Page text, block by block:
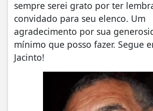
sempre serei grato por ter
convidado para seu elenco. Um
agradecimento por sua
mínimo que posso fazer. Segue
Jacinto!